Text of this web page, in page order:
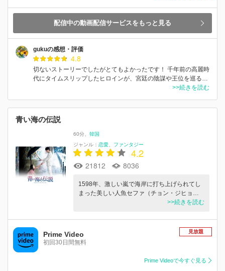
配信中の動画配信サービスをもっと見る
gukuの感想・評価
4.8
切ないストーリーでしたがとてもよかったです！ 千年前の高麗時
代にタイムスリップしたヒロインが、宮廷の陰謀や王位を巡る…
>>続きを読む
青い海の伝説
60分
韓国
ジャンル： 恋愛 ファンタジー
4.2
21812 8036
1598年、激しい嵐で海岸に打ち上げられてし
まった美しい人魚セファ（チョン・ジヒョ…
>>続きを読む
Prime Video
初回30日間無料
見放題
Prime Videoで今すぐ見る